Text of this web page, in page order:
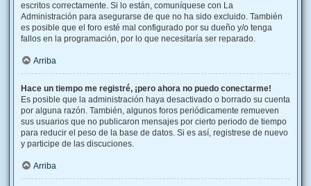
escritos correctamente. Si lo están, comuníquese con La
Administración para asegurarse de que no ha sido excluido. También
es posible que el foro esté mal configurado por su dueño y/o tenga
fallos en la programación, por lo que necesitaría ser reparado.
Arriba
Hace un tiempo me registré, ¡pero ahora no puedo conectarme!
Es posible que la administración haya desactivado o borrado su cuenta
por alguna razón. También, algunos foros periódicamente remueven
sus usuarios que no publicaron mensajes por cierto periodo de tiempo
para reducir el peso de la base de datos. Si es así, registrese de nuevo
y participe de las discuciones.
Arriba